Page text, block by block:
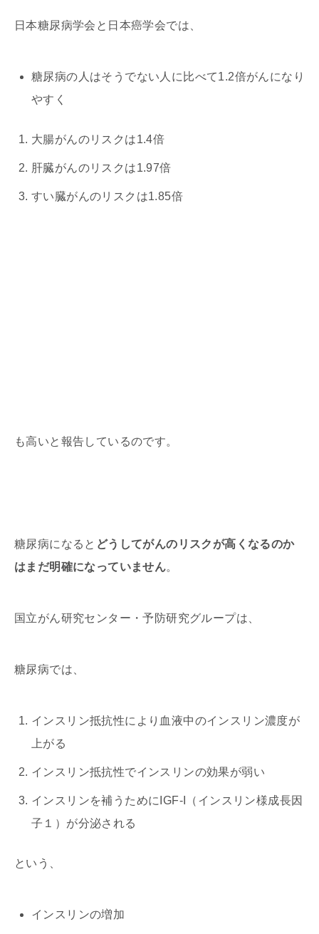
日本糖尿病学会と日本癌学会では、
糖尿病の人はそうでない人に比べて1.2倍がんになり
やすく
大腸がんのリスクは1.4倍
肝臓がんのリスクは1.97倍
すい臓がんのリスクは1.85倍
も高いと報告しているのです。
糖尿病になると どうしてがんのリスクが高くなるのか
はまだ明確になっていません。
国立がん研究センター・予防研究グループは、
糖尿病では、
インスリン抵抗性により血液中のインスリン濃度が
上がる
インスリン抵抗性でインスリンの効果が弱い
インスリンを補うためにIGF-I（インスリン様成長因
子１）が分泌される
という、
インスリンの増加